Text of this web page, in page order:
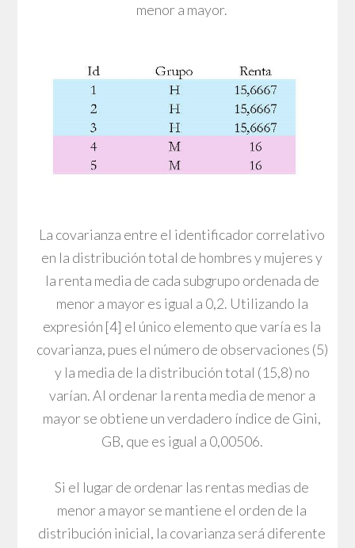
menor a mayor.
La covarianza entre el identificador correlativo
en la distribución total de hombres y mujeres y
la renta media de cada subgrupo ordenada de
menor a mayor es igual a 0,2. Utilizando la
expresión [4] el único elemento que varía es la
covarianza, pues el número de observaciones (5)
y la media de la distribución total (15,8) no
varían. Al ordenar la renta media de menor a
mayor se obtiene un verdadero índice de Gini,
GB, que es igual a 0,00506.
Si el lugar de ordenar las rentas medias de
menor a mayor se mantiene el orden de la
distribución inicial, la covarianza será diferente